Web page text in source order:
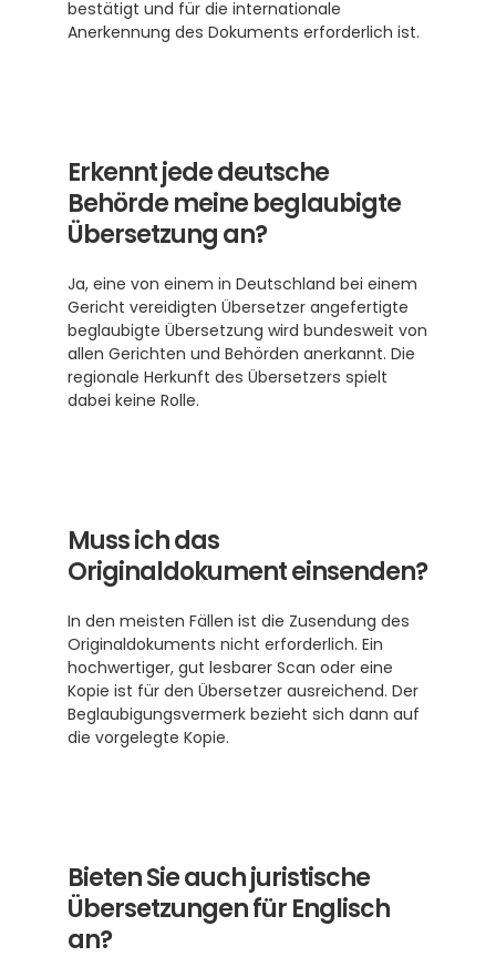
bestätigt und für die internationale
Anerkennung des Dokuments erforderlich ist.
Erkennt jede deutsche
Behörde meine beglaubigte
Übersetzung an?
Ja, eine von einem in Deutschland bei einem
Gericht vereidigten Übersetzer angefertigte
beglaubigte Übersetzung wird bundesweit von
allen Gerichten und Behörden anerkannt. Die
regionale Herkunft des Übersetzers spielt
dabei keine Rolle.
Muss ich das
Originaldokument einsenden?
In den meisten Fällen ist die Zusendung des
Originaldokuments nicht erforderlich. Ein
hochwertiger, gut lesbarer Scan oder eine
Kopie ist für den Übersetzer ausreichend. Der
Beglaubigungsvermerk bezieht sich dann auf
die vorgelegte Kopie.
Bieten Sie auch juristische
Übersetzungen für Englisch
an?